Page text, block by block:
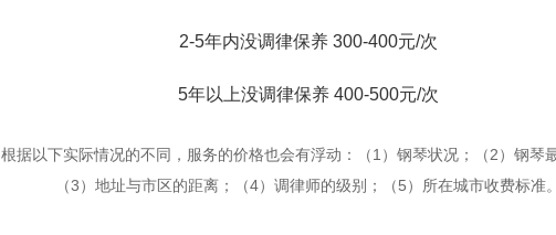
2-5年内没调律保养 300-400元/次
5年以上没调律保养 400-500元/次
根据以下实际情况的不同，服务的价格也会有浮动：（1）钢琴状况；（2）钢琴
（3）地址与市区的距离；（4）调律师的级别；（5）所在城市收费标准